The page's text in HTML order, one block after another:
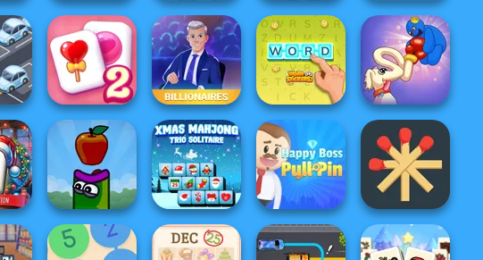
Egg Adventure
Bubble Shooter
Butterfly
OMG Word
Rainbow
Fun Colors
Long Dog - Long
Nose
Word Stickers!
Billionaires
Solitaire
Mahjong Candy 2